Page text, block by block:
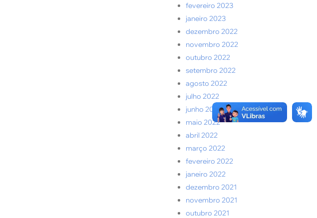
fevereiro 2023
janeiro 2023
dezembro 2022
novembro 2022
outubro 2022
setembro 2022
agosto 2022
julho 2022
junho 2022
maio 2022
abril 2022
março 2022
fevereiro 2022
janeiro 2022
dezembro 2021
novembro 2021
outubro 2021